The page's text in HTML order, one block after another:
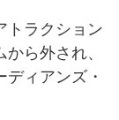
トラクション
ら外され、
ィアンズ・